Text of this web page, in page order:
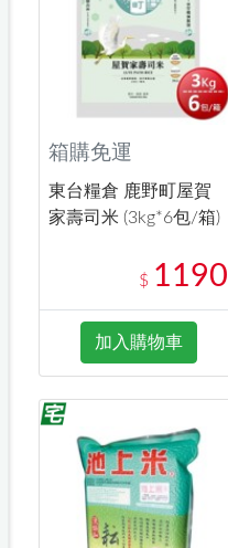
箱購免運
東台糧倉 鹿野町屋賀
家壽司米 (3kg*6包/箱)
$ 1190
加入購物車